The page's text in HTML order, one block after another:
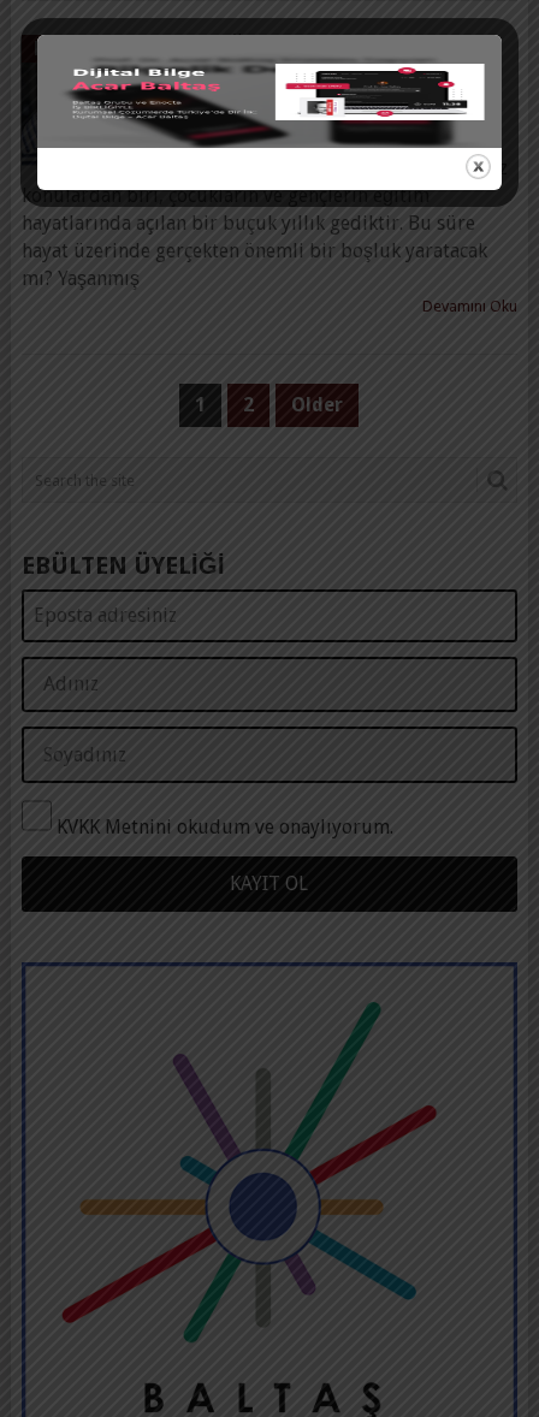
MAKALELER
KAYBIMIZ NE KADAR
BÜYÜK?
Prof. Dr. Acar Baltaş
Son günlerde en sık duyduğumuz
konulardan biri, çocukların ve gençlerin eğitim
hayatlarında açılan bir buçuk yıllık gediktir. Bu süre
hayat üzerinde gerçekten önemli bir boşluk yaratacak
mı? Yaşanmış
Devamını Oku
1 2 Older
EBÜLTEN ÜYELİĞİ
KVKK Metnini okudum ve onaylıyorum.